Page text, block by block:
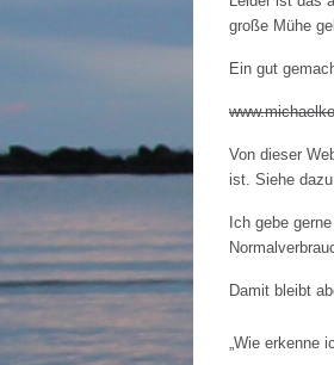
große Mühe
Ein gut
Von dieser
ist. Siehe
Ich gebe
Damit bleibt
„Wie erkenne